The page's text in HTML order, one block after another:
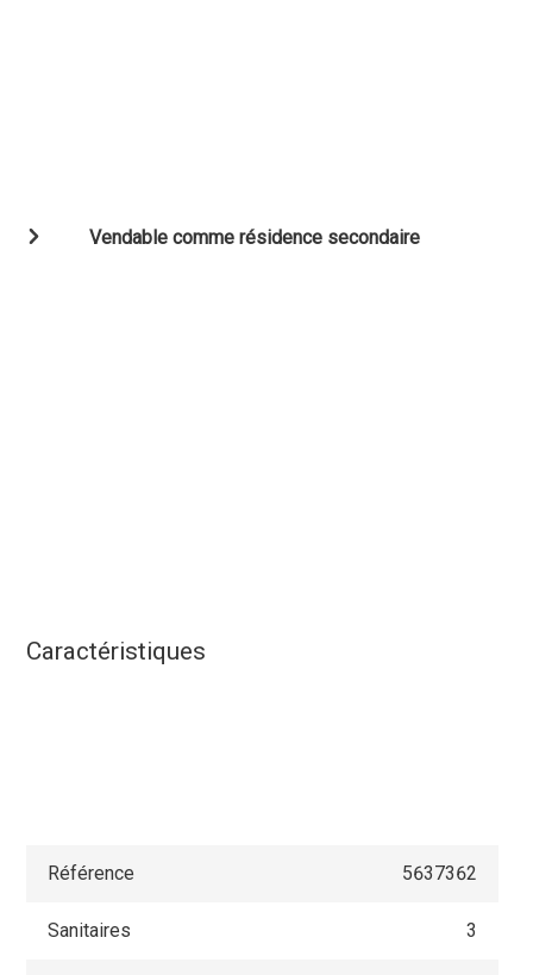
Vendable comme résidence secondaire
Caractéristiques
Référence 5637362
Sanitaires 3